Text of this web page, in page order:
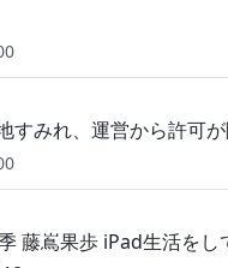
すみれ、運営から許可
藤嶌果歩 iPad生活をし